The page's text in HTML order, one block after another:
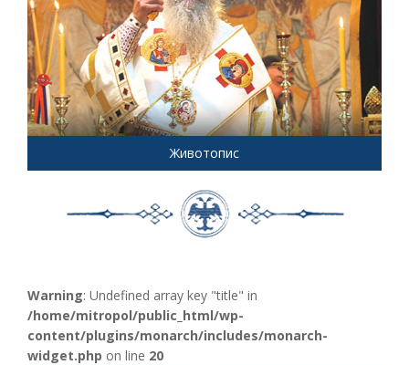
Животопис
Warning: Undefined array key "title" in
/home/mitropol/public_html/wp-
content/plugins/monarch/includes/monarch-
widget.php on line 20